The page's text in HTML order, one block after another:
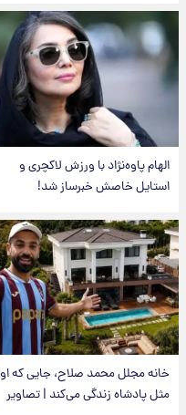
الهام پاوه‌نژاد با ورزش لاکچری و
استایل خاصش خبرساز شد!
خانه مجلل محمد صلاح، جایی که او
مثل پادشاه زندگی می‌کند | تصاویر